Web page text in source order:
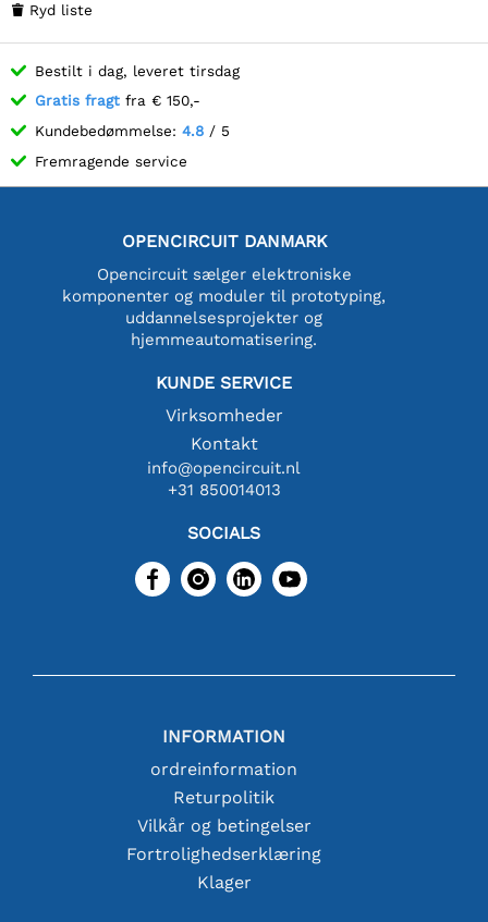
 Ryd liste
Bestilt i dag, leveret tirsdag
Gratis fragt fra € 150,-
Kundebedømmelse: 4.8 / 5
Fremragende service
OPENCIRCUIT DANMARK
Opencircuit sælger elektroniske
komponenter og moduler til prototyping,
uddannelsesprojekter og
hjemmeautomatisering.
KUNDE SERVICE
Virksomheder
Kontakt
info@opencircuit.nl
+31 850014013
SOCIALS
INFORMATION
ordreinformation
Returpolitik
Vilkår og betingelser
Fortrolighedserklæring
Klager